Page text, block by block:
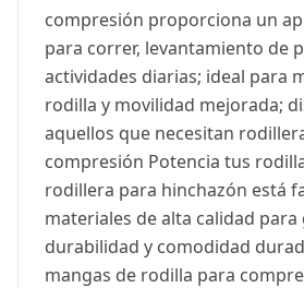
compresión proporciona un
para correr, levantamiento de
actividades diarias; ideal para
rodilla y movilidad mejorada;
aquellos que necesitan
compresión Potencia tus
rodillera para hinchazón está
materiales de alta calidad
durabilidad y comodidad
mangas de rodilla para